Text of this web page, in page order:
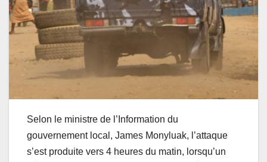
Selon le ministre de l’Information du
gouvernement local, James Monyluak, l’attaque
s’est produite vers 4 heures du matin, lorsqu’un